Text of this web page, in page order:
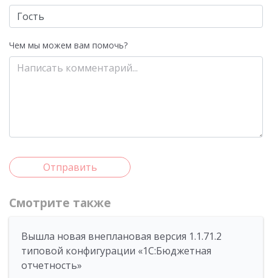
Чем мы можем вам помочь?
Отправить
Смотрите также
Вышла новая внеплановая версия 1.1.71.2
типовой конфигурации «1C:Бюджетная
отчетность»